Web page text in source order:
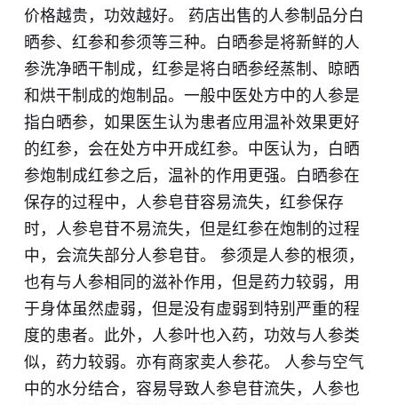
价格越贵，功效越好。 药店出售的人参制品分白
晒参、红参和参须等三种。白晒参是将新鲜的人
参洗净晒干制成，红参是将白晒参经蒸制、晾晒
和烘干制成的炮制品。一般中医处方中的人参是
指白晒参，如果医生认为患者应用温补效果更好
的红参，会在处方中开成红参。中医认为，白晒
参炮制成红参之后，温补的作用更强。白晒参在
保存的过程中，人参皂苷容易流失，红参保存
时，人参皂苷不易流失，但是红参在炮制的过程
中，会流失部分人参皂苷。 参须是人参的根须，
也有与人参相同的滋补作用，但是药力较弱，用
于身体虽然虚弱，但是没有虚弱到特别严重的程
度的患者。此外，人参叶也入药，功效与人参类
似，药力较弱。亦有商家卖人参花。 人参与空气
中的水分结合，容易导致人参皂苷流失，人参也